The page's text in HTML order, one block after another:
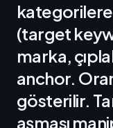
kategorilere
(target
marka,
anchor.
gösterilir.
aşması